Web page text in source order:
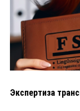
Экспертиза